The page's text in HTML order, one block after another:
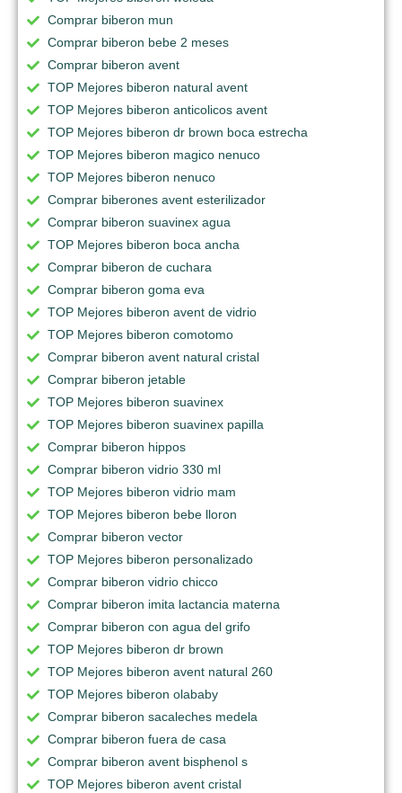
Comprar biberon mun
Comprar biberon bebe 2 meses
Comprar biberon avent
TOP Mejores biberon natural avent
TOP Mejores biberon anticolicos avent
TOP Mejores biberon dr brown boca estrecha
TOP Mejores biberon magico nenuco
TOP Mejores biberon nenuco
Comprar biberones avent esterilizador
Comprar biberon suavinex agua
TOP Mejores biberon boca ancha
Comprar biberon de cuchara
Comprar biberon goma eva
TOP Mejores biberon avent de vidrio
TOP Mejores biberon comotomo
Comprar biberon avent natural cristal
Comprar biberon jetable
TOP Mejores biberon suavinex
TOP Mejores biberon suavinex papilla
Comprar biberon hippos
Comprar biberon vidrio 330 ml
TOP Mejores biberon vidrio mam
TOP Mejores biberon bebe lloron
Comprar biberon vector
TOP Mejores biberon personalizado
Comprar biberon vidrio chicco
Comprar biberon imita lactancia materna
Comprar biberon con agua del grifo
TOP Mejores biberon dr brown
TOP Mejores biberon avent natural 260
TOP Mejores biberon olababy
Comprar biberon sacaleches medela
Comprar biberon fuera de casa
Comprar biberon avent bisphenol s
TOP Mejores biberon avent cristal